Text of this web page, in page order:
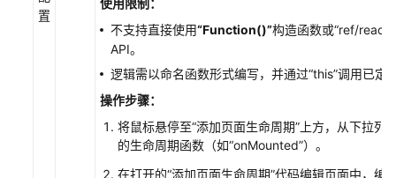
置
使用限制：
不支持直接使用“Function()”构造函数或“ref/
API。
逻辑需以命名函数形式编写，并通过“this”调用已定
操作步骤：
将鼠标悬停至“添加页面生命周期” 上方，从下拉列
的生命周期函数（如“onMounted”）。
在打开的“添加页面生命周期”代码编辑页面中，编